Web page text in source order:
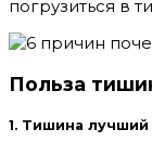
погрузиться в
Польза
1. Тишина лучший